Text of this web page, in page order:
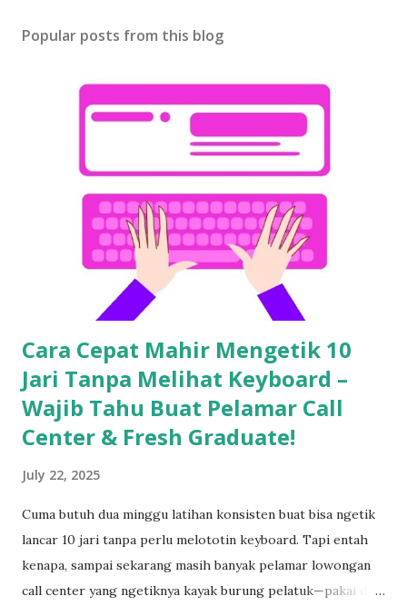
Popular posts from this blog
Cara Cepat Mahir Mengetik 10
Jari Tanpa Melihat Keyboard –
Wajib Tahu Buat Pelamar Call
Center & Fresh Graduate!
July 22, 2025
Cuma butuh dua minggu latihan konsisten buat bisa ngetik
lancar 10 jari tanpa perlu melototin keyboard. Tapi entah
kenapa, sampai sekarang masih banyak pelamar lowongan
call center yang ngetiknya kayak burung pelatuk—pakai dua